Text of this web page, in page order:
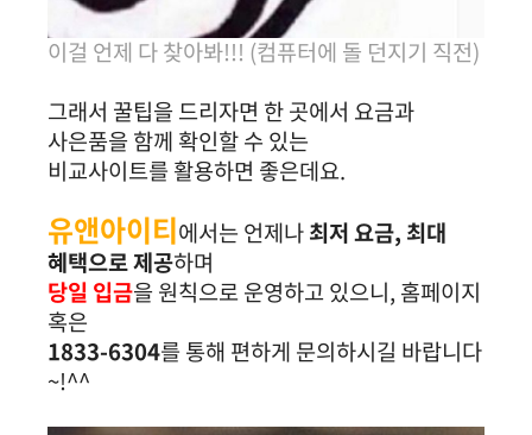
이걸 언제 다 찾아봐!!! (컴퓨터에 돌 던지기 직전)
그래서 꿀팁을 드리자면 한 곳에서 요금과
사은품을 함께 확인할 수 있는
비교사이트를 활용하면 좋은데요.
유앤아이티에서는 언제나최저 요금, 최대
혜택으로 제공하며
당일 입금을 원칙으로 운영하고 있으니, 홈페이지
혹은
1833-6304를 통해 편하게 문의하시길 바랍니다
~!^^